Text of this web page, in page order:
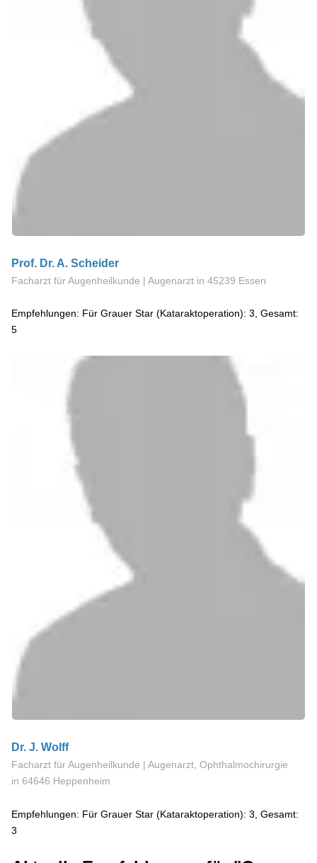
Prof. Dr. A. Scheider
Facharzt für Augenheilkunde | Augenarzt in 45239 Essen
Empfehlungen: Für Grauer Star (Kataraktoperation): 3, Gesamt:
5
Dr. J. Wolff
Facharzt für Augenheilkunde | Augenarzt, Ophthalmochirurgie
in 64646 Heppenheim
Empfehlungen: Für Grauer Star (Kataraktoperation): 3, Gesamt:
3